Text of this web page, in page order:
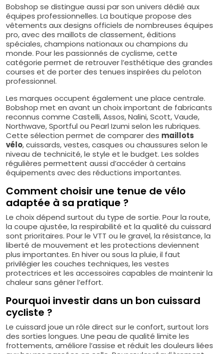
Bobshop se distingue aussi par son univers dédié aux
équipes professionnelles. La boutique propose des
vêtements aux designs officiels de nombreuses équipes
pro, avec des maillots de classement, éditions
spéciales, champions nationaux ou champions du
monde. Pour les passionnés de cyclisme, cette
catégorie permet de retrouver l’esthétique des grandes
courses et de porter des tenues inspirées du peloton
professionnel.
Les marques occupent également une place centrale.
Bobshop met en avant un choix important de fabricants
reconnus comme Castelli, Assos, Nalini, Scott, Vaude,
Northwave, Sportful ou Pearl Izumi selon les rubriques.
Cette sélection permet de comparer des maillots
vélo, cuissards, vestes, casques ou chaussures selon le
niveau de technicité, le style et le budget. Les soldes
régulières permettent aussi d’accéder à certains
équipements avec des réductions importantes.
Comment choisir une tenue de vélo
adaptée à sa pratique ?
Le choix dépend surtout du type de sortie. Pour la route,
la coupe ajustée, la respirabilité et la qualité du cuissard
sont prioritaires. Pour le VTT ou le gravel, la résistance, la
liberté de mouvement et les protections deviennent
plus importantes. En hiver ou sous la pluie, il faut
privilégier les couches techniques, les vestes
protectrices et les accessoires capables de maintenir la
chaleur sans gêner l’effort.
Pourquoi investir dans un bon cuissard
cycliste ?
Le cuissard joue un rôle direct sur le confort, surtout lors
des sorties longues. Une peau de qualité limite les
frottements, améliore l’assise et réduit les douleurs liées